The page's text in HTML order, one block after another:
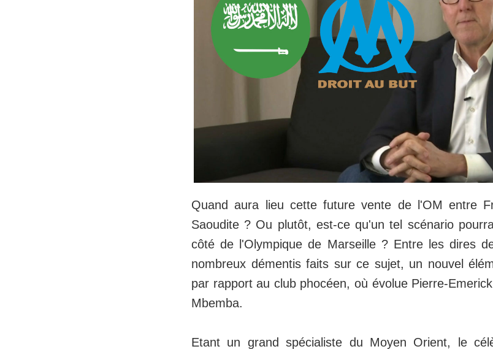
Quand aura lieu cette future vente de l'OM entre
Saoudite ? Ou plutôt, est-ce qu'un tel scénario
côté de l'Olympique de Marseille ? Entre les dires
nombreux démentis faits sur ce sujet, un nouvel
par rapport au club phocéen, où évolue Pierre-
Mbemba.
Etant un grand spécialiste du Moyen Orient, le